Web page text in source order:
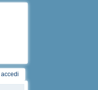
accedi